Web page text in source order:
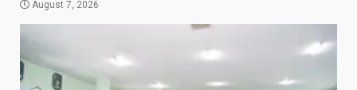
August 7, 2026